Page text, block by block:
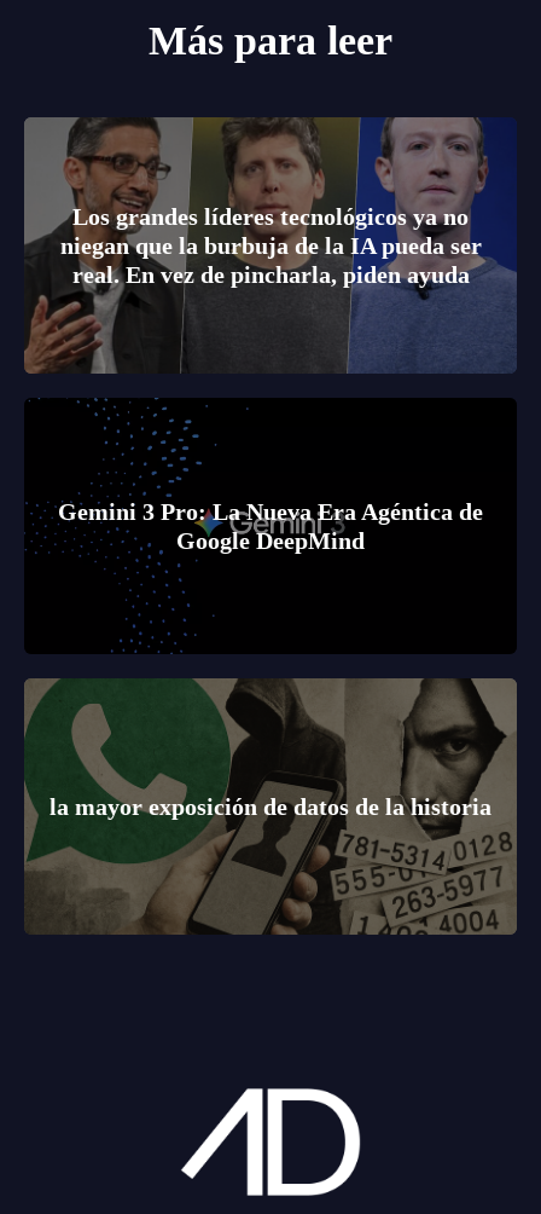
Más para leer
Los grandes líderes tecnológicos ya no
niegan que la burbuja de la IA pueda ser
real. En vez de pincharla, piden ayuda
Gemini 3 Pro: La Nueva Era Agéntica de
Google DeepMind
la mayor exposición de datos de la historia